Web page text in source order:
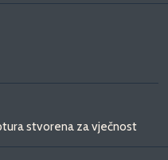
stvorena za vječnost